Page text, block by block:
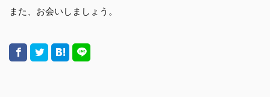
また、お会いしましょう。